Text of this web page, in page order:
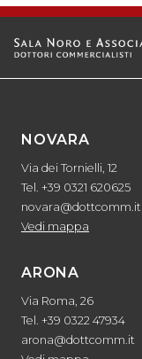
NOVARA
Via dei Tornielli, 12
Tel. +39 0321 620625
novara@dottcomm.it
Vedi mappa
ARONA
Via Roma, 26
Tel. +39 0322 47934
arona@dottcomm.it